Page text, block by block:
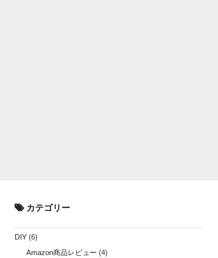
カテゴリー
DIY (6)
Amazon商品レビュー (4)